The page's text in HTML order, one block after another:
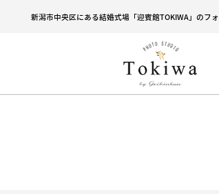
新潟市中央区にある結婚式場「迎賓館TOKIWA」のフ